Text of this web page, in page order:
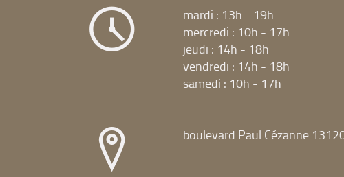
mardi : 13h - 19h
mercredi : 10h - 17h
jeudi : 14h - 18h
vendredi : 14h - 18h
samedi : 10h - 17h
boulevard Paul Cézanne